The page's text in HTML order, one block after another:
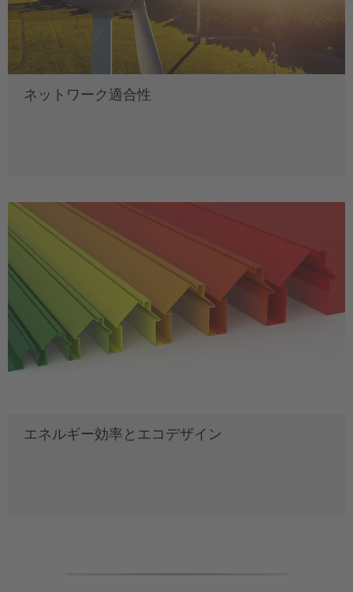
ネットワーク適合性
エネルギー効率とエコデザイン